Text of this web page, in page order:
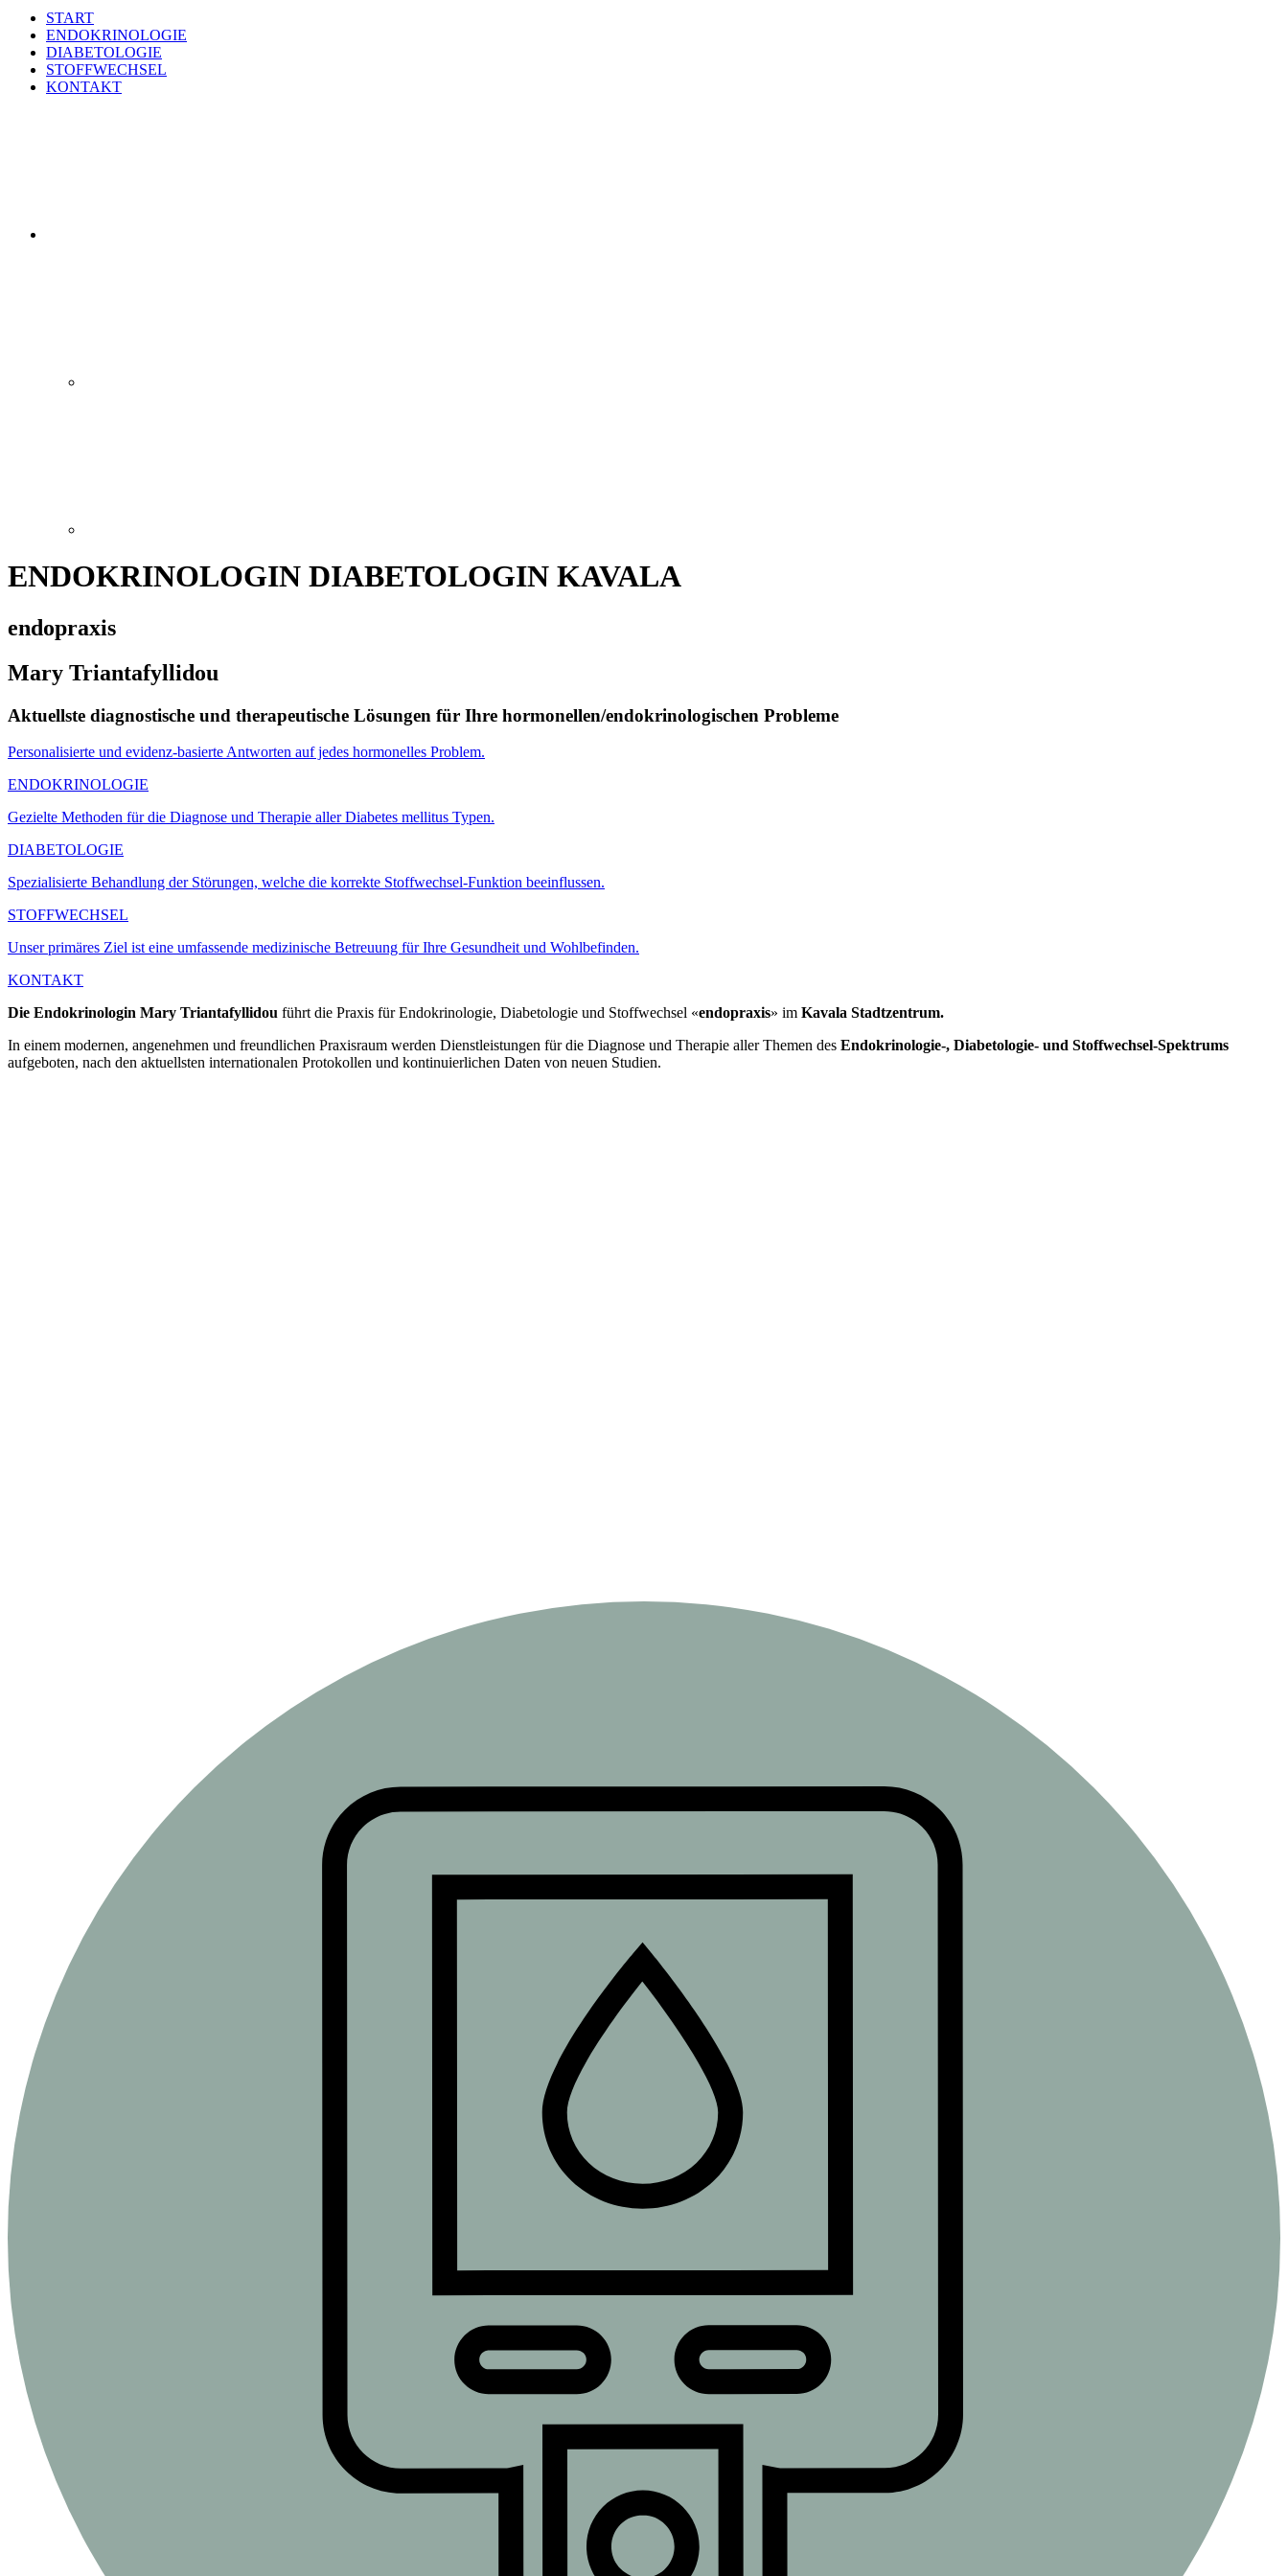
START
ENDOKRINOLOGIE
DIABETOLOGIE
STOFFWECHSEL
KONTAKT
ENDOKRINOLOGIN DIABETOLOGIN KAVALA
endopraxis
Mary Triantafyllidou
Aktuellste diagnostische und therapeutische Lösungen für Ihre hormonellen/endokrinologischen Probleme
Personalisierte und evidenz-basierte Antworten auf jedes hormonelles Problem.
ENDOKRINOLOGIE
Gezielte Methoden für die Diagnose und Therapie aller Diabetes mellitus Typen.
DIABETOLOGIE
Spezialisierte Behandlung der Störungen, welche die korrekte Stoffwechsel-Funktion beeinflussen.
STOFFWECHSEL
Unser primäres Ziel ist eine umfassende medizinische Betreuung für Ihre Gesundheit und Wohlbefinden.
KONTAKT
Die Endokrinologin Mary Triantafyllidou führt die Praxis für Endokrinologie, Diabetologie und Stoffwechsel «endopraxis» im Kavala Stadtzentrum.
In einem modernen, angenehmen und freundlichen Praxisraum werden Dienstleistungen für die Diagnose und Therapie aller Themen des Endokrinologie-, Diabetologie- und Stoffwechsel-Spektrums
aufgeboten, nach den aktuellsten internationalen Protokollen und kontinuierlichen Daten von neuen Studien.